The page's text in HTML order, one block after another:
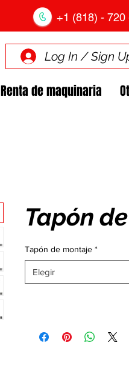
Log In / Sign
Renta de maquinaria
+1 (818) - 720
Tapón
Tapón de montaje *
Elegir